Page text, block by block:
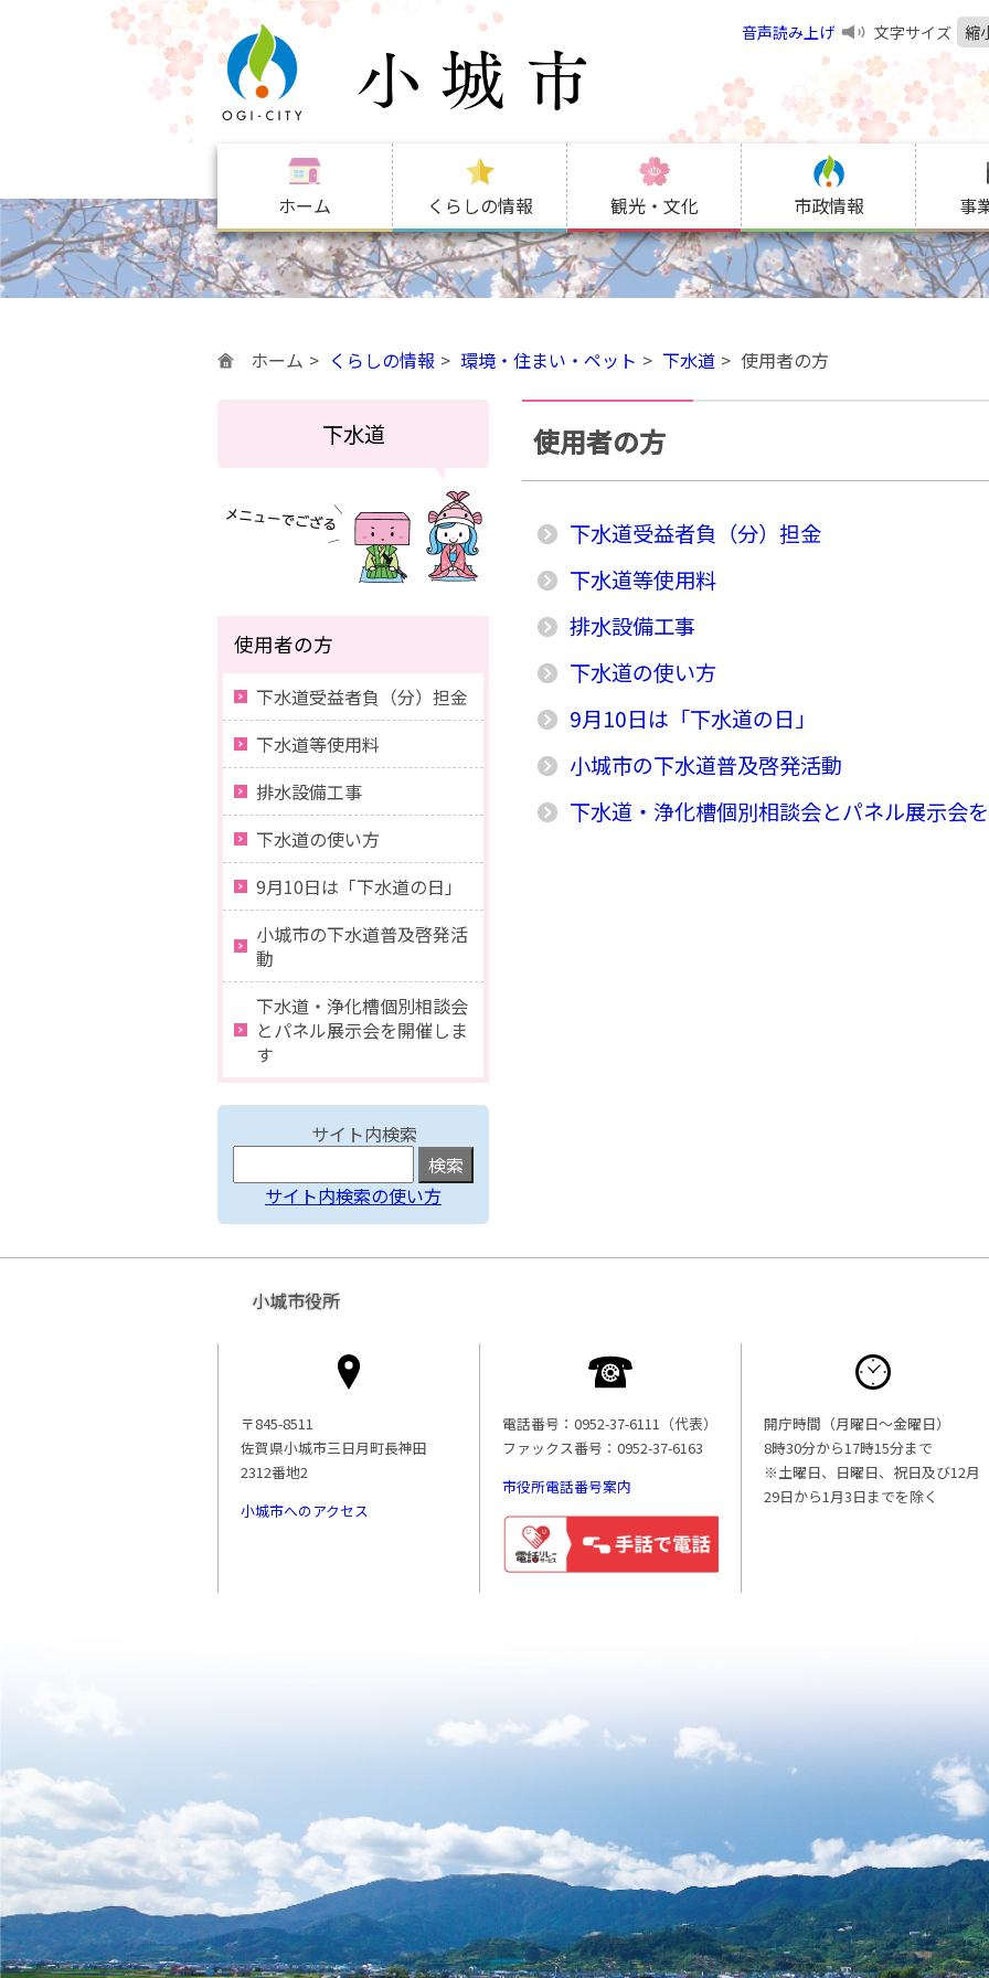
音声読み上げ 文字サイズ 縮
ホーム くらしの情報 観光・文化 市政情報 事
ホーム くらしの情報 環境・住まい・ペット 下水道 使用者の方
使用者の方
下水道受益者負（分）担金
下水道等使用料
排水設備工事
下水道の使い方
9月10日は「下水道の日」
小城市の下水道普及啓発活動
下水道・浄化槽個別相談会とパネル展示会
下水道
使用者の方
下水道受益者負（分）担金
下水道等使用料
排水設備工事
下水道の使い方
9月10日は「下水道の日」
小城市の下水道普及啓発活
動
下水道・浄化槽個別相談会
とパネル展示会を開催しま
す
サイト内検索
サイト内検索の使い方
小城市役所
〒845-8511
佐賀県小城市三日月町長神田
2312番地2
小城市へのアクセス
電話番号：0952-37-6111（代表）
ファックス番号：0952-37-6163
市役所電話番号案内
開庁時間（月曜日〜金曜日）
8時30分から17時15分まで
※土曜日、日曜日、祝日及び12月
29日から1月3日までを除く